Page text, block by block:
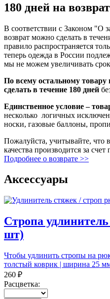
180 дней на
В соответствии с Законом "О
возврат можно сделать в
правило распространяется
теперь одежда в России
мы не можем увеличивать срок
По всему остальному
сделать в течение 180 дней
Единственное условие –
несколько логичных
носки, газовые баллоны,
Пожалуйста, учитывайте, что
качества производится за счет
Подробнее о возврате >>
Аксессуары
Стропа
шт)
Чтобы удлинить стропы на
толстый коврик | ширина 25
260 ₽
Расцветка: